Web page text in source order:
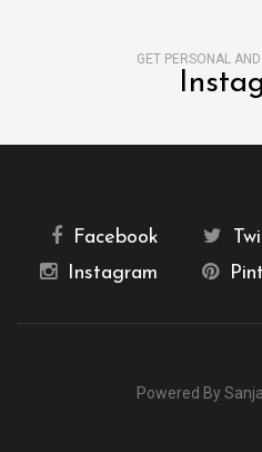
GET PERSONAL
Facebook
Instagram
Powered By